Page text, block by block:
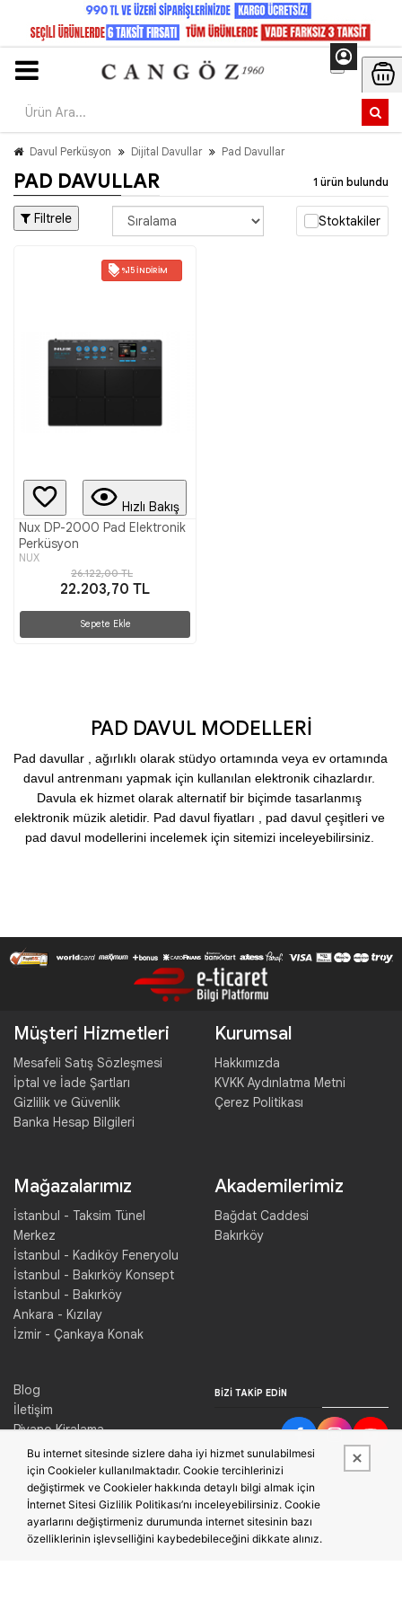
Davul Perküsyon Dijital Davullar Pad Davullar
PAD DAVULLAR 1 ürün bulundu
Filtrele Stoktakiler
%15 İNDIRIM
Hızlı Bakış
Nux DP-2000 Pad Elektronik
Perküsyon
NUX
26.122,00 TL
22.203,70 TL
Sepete Ekle
PAD DAVUL MODELLERİ
Pad davullar , ağırlıklı olarak stüdyo ortamında veya ev ortamında
davul antrenmanı yapmak için kullanılan elektronik cihazlardır.
Davula ek hizmet olarak alternatif bir biçimde tasarlanmış
elektronik müzik aletidir. Pad davul fiyatları , pad davul çeşitleri ve
pad davul modellerini incelemek için sitemizi inceleyebilirsiniz.
Müşteri Hizmetleri
Mesafeli Satış Sözleşmesi
İptal ve İade Şartları
Gizlilik ve Güvenlik
Banka Hesap Bilgileri
Kurumsal
Hakkımızda
KVKK Aydınlatma Metni
Çerez Politikası
Mağazalarımız
İstanbul - Taksim Tünel
Merkez
İstanbul - Kadıköy Feneryolu
İstanbul - Bakırköy Konsept
İstanbul - Bakırköy
Ankara - Kızılay
İzmir - Çankaya Konak
Akademilerimiz
Bağdat Caddesi
Bakırköy
Blog
İletişim
Piyano Kiralama
Konser Salonu Kiralama
BIZI TAKIP EDIN
Bu internet sitesinde sizlere daha iyi hizmet sunulabilmesi
için Cookieler kullanılmaktadır. Cookie tercihlerinizi
değiştirmek ve Cookieler hakkında detaylı bilgi almak için
İnternet Sitesi Gizlilik Politikası’nı inceleyebilirsiniz. Cookie
ayarlarını değiştirmeniz durumunda internet sitesinin bazı
özelliklerinin işlevselliğini kaybedebileceğini dikkate alınız.